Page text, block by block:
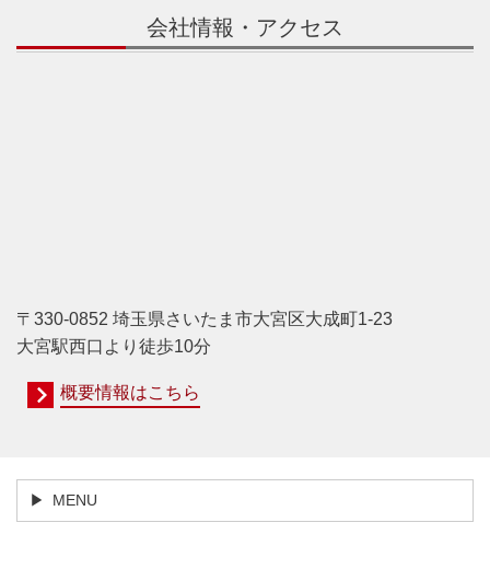
会社情報・アクセス
〒330-0852 埼玉県さいたま市大宮区大成町1-23
大宮駅西口より徒歩10分
概要情報はこちら
MENU